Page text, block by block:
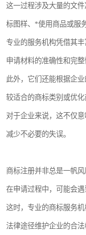
这一过程涉及大量的文
标图样、*使用商品或服
专业的服务机构凭借其
申请材料的准确性和完整
此外，它们还能根据企
较适合的商标类别或优化
对于企业来说，这不仅
减少不必要的失误。
商标注册并非总是一帆风
在申请过程中，可能会遇
这时，专业的商标服务
法律途径维护企业的合法